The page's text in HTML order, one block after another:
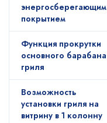
энергосберегающим
покрытием
Функция прокрутки
основного барабана
гриля
Возможность
установки гриля на
витрину в 1 колонну